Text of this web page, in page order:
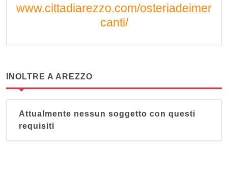
www.cittadiarezzo.com/osteriadeimer
canti/
INOLTRE A AREZZO
Attualmente nessun soggetto con questi
requisiti